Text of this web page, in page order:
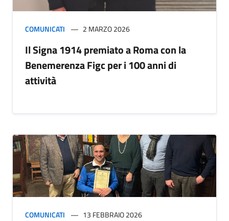
COMUNICATI 2 MARZO 2026
Il Signa 1914 premiato a Roma con la
Benemerenza Figc per i 100 anni di
attività
COMUNICATI 13 FEBBRAIO 2026